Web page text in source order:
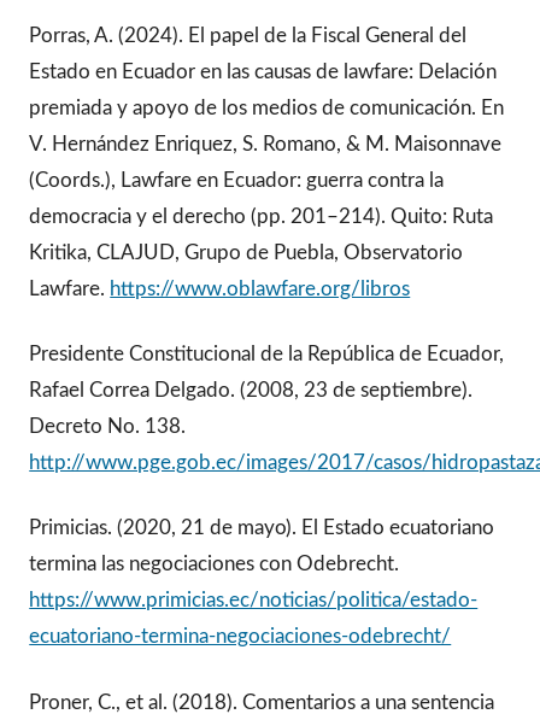
Porras, A. (2024). El papel de la Fiscal General del
Estado en Ecuador en las causas de lawfare: Delación
premiada y apoyo de los medios de comunicación. En
V. Hernández Enriquez, S. Romano, & M. Maisonnave
(Coords.), Lawfare en Ecuador: guerra contra la
democracia y el derecho (pp. 201–214). Quito: Ruta
Kritika, CLAJUD, Grupo de Puebla, Observatorio
Lawfare. https://www.oblawfare.org/libros
Presidente Constitucional de la República de Ecuador,
Rafael Correa Delgado. (2008, 23 de septiembre).
Decreto No. 138.
http://www.pge.gob.ec/images/2017/casos/
Primicias. (2020, 21 de mayo). El Estado ecuatoriano
termina las negociaciones con Odebrecht.
https://www.primicias.ec/noticias/politica/estado-
ecuatoriano-termina-negociaciones-odebrecht/
Proner, C., et al. (2018). Comentarios a una sentencia